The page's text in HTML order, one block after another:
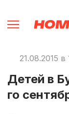
21.08.2015 в
Детей в
го